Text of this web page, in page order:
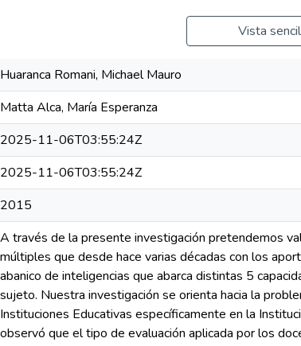
Vista
Huaranca Romani, Michael Mauro
Matta Alca, María Esperanza
2025-11-06T03:55:24Z
2025-11-06T03:55:24Z
2015
A través de la presente investigación pretendemos
múltiples que desde hace varias décadas con los
abanico de inteligencias que abarca distintas 5
sujeto. Nuestra investigación se orienta hacia la
Instituciones Educativas específicamente en la
observó que el tipo de evaluación aplicada por los